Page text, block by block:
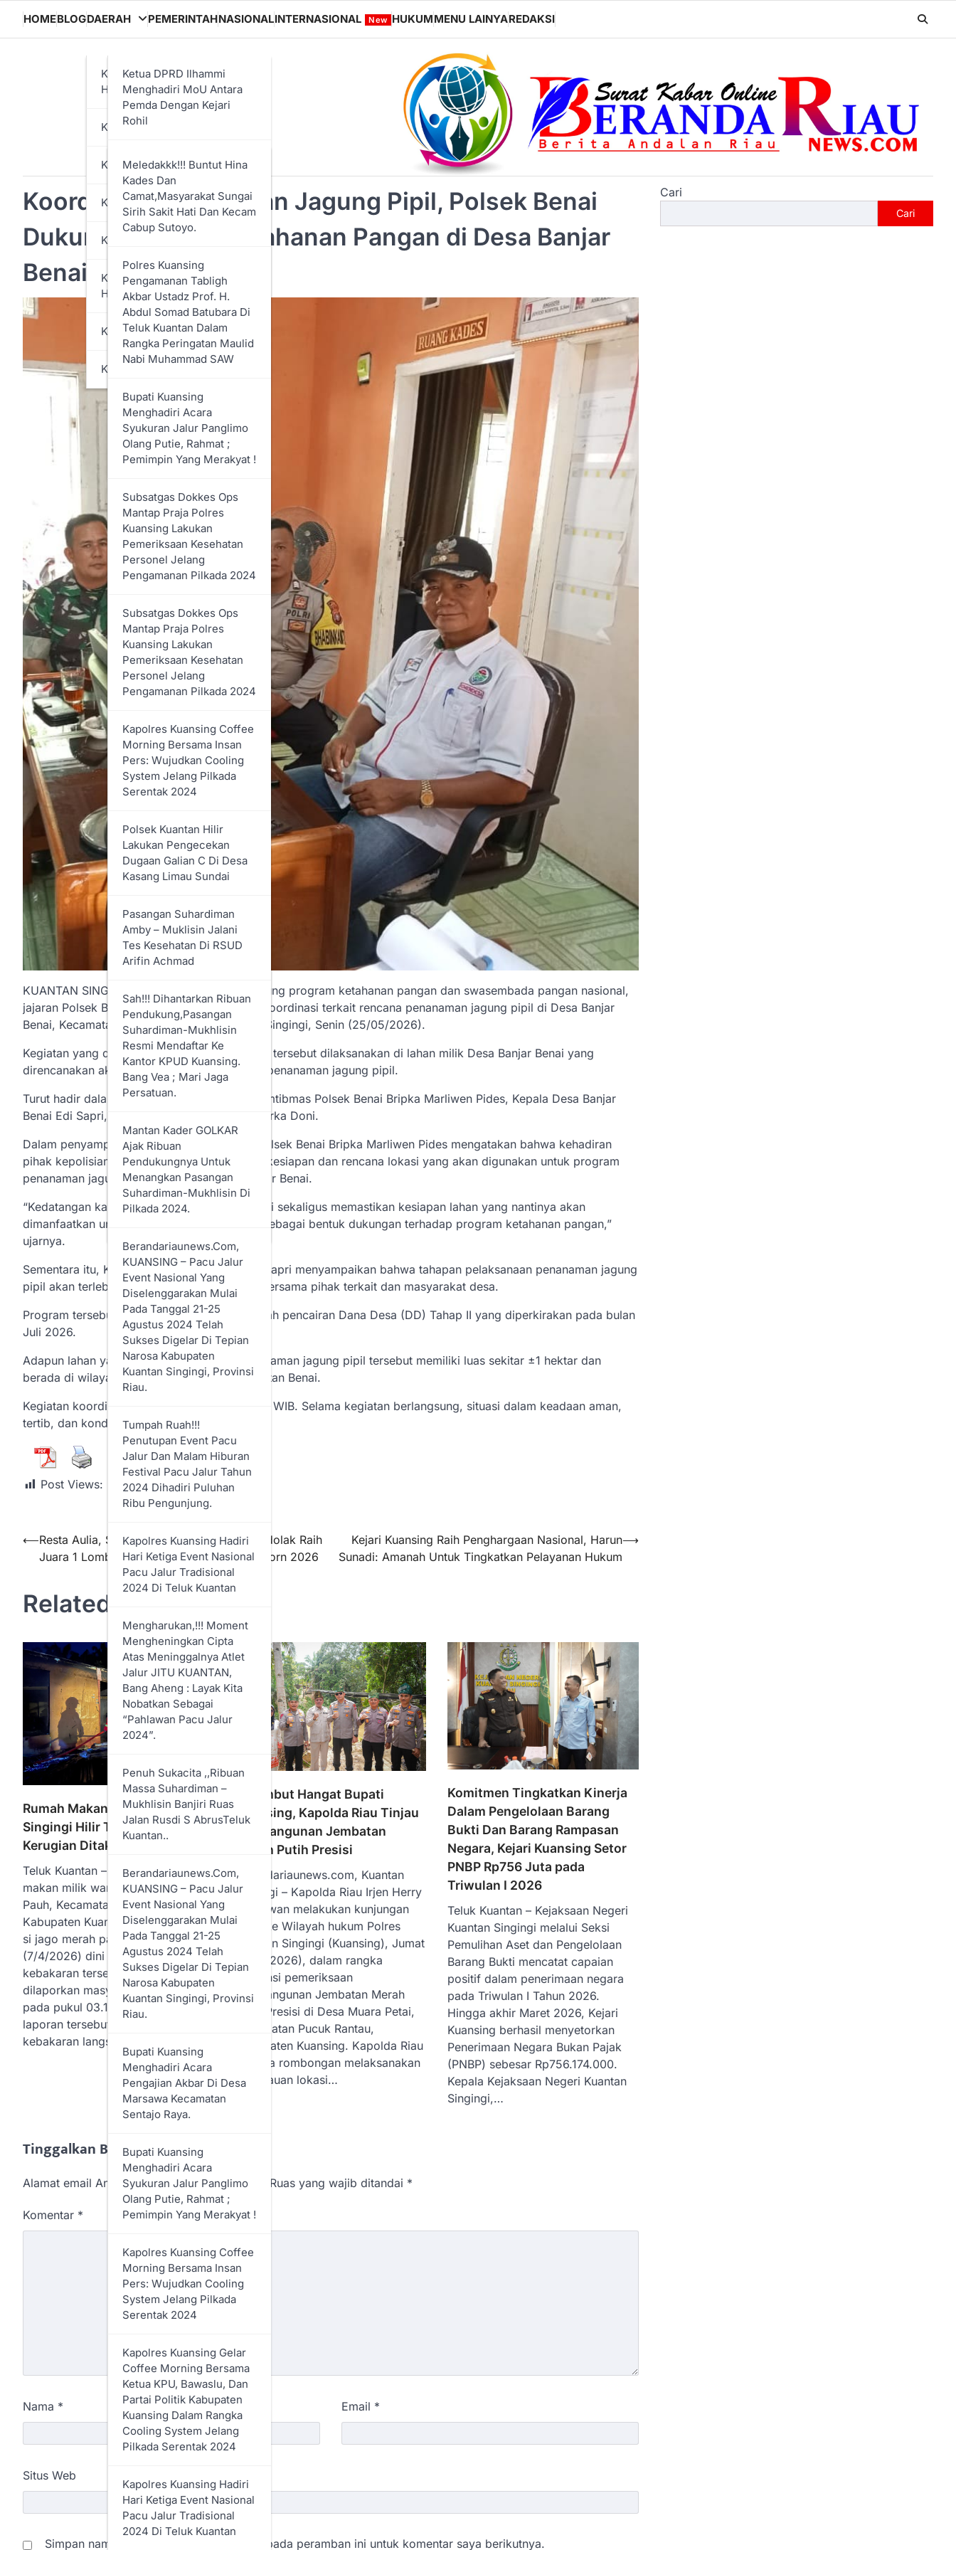
HOMEBLOGDAERAH
KABUPATEN ROKAN
HILIR
Ketua DPRD Ilhammi
Menghadiri MoU Antara
Pemda Dengan Kejari
Rohil
Perkuat Sinergi Cegah
Penyelewengan Anggaran
Tahun 2025, Pemkab Rohil
Dan Kejaksaan Tanda
Tangani MoU
Rapat Paripurna DPRD
Rohil Penyampaian LKPJ
Bupati Tahun 2024
Bupati Rohil Bistamam
Buka Secara Resmi
Kegiatan Pasar Murah PT.
Rapat Paripurna DPRD
Rohil Penyampaian LKPJ
Bupati Tahun 2024
Tidak Dianggarkan,
Perusahaan Media, Kabiro
& Wartawan Di Rohil
Layangkan Surat
Permintaa Hearing
Dengan DPRD
Dihadiri Bupati, DPRD
Sahkan RAPBD Rohil
Anggaran Tahun 2025
Sebesar Rp 2,6 Triliun
Tahun 2025 Pemkab Rohil
Miliar
Lapas Kelas IIA
Bagansiapiapi Rutin
Melaksanakan Program
Bupati Rohil Hadiri Dan
Buka Seminar HUT Ke-73
IBI Tahun 2024
Bupati Rohil Letakan Batu
Pertama Pembangunan
Rumah Suluk
Kepenghuluan Sapta
Bupati Rohil Sampaikan
Rancangan Perubahan
KUA Dan PPAS Tahun
Anggaran 2024
Pabrik Menjadi Indah
Diskominfotiks Rohil
Resmi Luncurkan Logo
HUT Ke-25 Kabupaten
KABUPATEN KAMPAR
KUANTAN SINGINGI
Meledakkk!!! Buntut Hina
Kades Dan
Camat,Masyarakat Sungai
Sirih Sakit Hati Dan Kecam
Cabup Sutoyo.
Polres Kuansing
Pengamanan Tabligh
Akbar Ustadz Prof. H.
Abdul Somad Batubara Di
Teluk Kuantan Dalam
Rangka Peringatan Maulid
Nabi Muhammad SAW
Bupati Kuansing
Menghadiri Acara
Syukuran Jalur Panglimo
Olang Putie, Rahmat ;
Pemimpin Yang Merakyat !
Subsatgas Dokkes Ops
Mantap Praja Polres
Kuansing Lakukan
Pemeriksaan Kesehatan
Personel Jelang
Pengamanan Pilkada 2024
Subsatgas Dokkes Ops
Mantap Praja Polres
Kuansing Lakukan
Pemeriksaan Kesehatan
Personel Jelang
Pengamanan Pilkada 2024
Kapolres Kuansing Coffee
Morning Bersama Insan
Pers: Wujudkan Cooling
System Jelang Pilkada
Serentak 2024
Polsek Kuantan Hilir
Lakukan Pengecekan
Dugaan Galian C Di Desa
Kasang Limau Sundai
Pasangan Suhardiman
Amby – Muklisin Jalani
Tes Kesehatan Di RSUD
Arifin Achmad
Sah!!! Dihantarkan Ribuan
Pendukung,Pasangan
Suhardiman-Mukhlisin
Resmi Mendaftar Ke
Kantor KPUD Kuansing.
Bang Vea ; Mari Jaga
Persatuan.
Mantan Kader GOLKAR
Ajak Ribuan
Pendukungnya Untuk
Menangkan Pasangan
Suhardiman-Mukhlisin Di
Pilkada 2024.
Berandariaunews.com,
KUANSING – Pacu Jalur
Event Nasional Yang
Diselenggarakan Mulai
Pada Tanggal 21-25
Agustus 2024 Telah
Sukses Digelar Di Tepian
Narosa Kabupaten
Kuantan Singingi, Provinsi
Riau.
Tumpah Ruah!!!
Penutupan Event Pacu
Jalur Dan Malam Hiburan
Festival Pacu Jalur Tahun
2024 Dihadiri Puluhan
Ribu Pengunjung.
Kapolres Kuansing Hadiri
Hari Ketiga Event Nasional
Pacu Jalur Tradisional
2024 Di Teluk Kuantan
Mengharukan,!!! Moment
Mengheningkan Cipta
Atas Meninggalnya Atlet
Jalur JITU KUANTAN,
Bang Aheng : Layak Kita
Nobatkan Sebagai
“Pahlawan Pacu Jalur
2024”.
Penuh Sukacita ,,Ribuan
Massa Suhardiman –
Mukhlisin Banjiri Ruas
Jalan Rusdi S AbrusTeluk
Kuantan..
Berandariaunews.com,
KUANSING – Pacu Jalur
Event Nasional Yang
Diselenggarakan Mulai
Pada Tanggal 21-25
Agustus 2024 Telah
Sukses Digelar Di Tepian
Narosa Kabupaten
Kuantan Singingi, Provinsi
Riau.
Bupati Kuansing
Menghadiri Acara
Pengajian Akbar Di Desa
Marsawa Kecamatan
Sentajo Raya.
Bupati Kuansing
Menghadiri Acara
Syukuran Jalur Panglimo
Olang Putie, Rahmat ;
Pemimpin Yang Merakyat !
Kapolres Kuansing Coffee
Morning Bersama Insan
Pers: Wujudkan Cooling
System Jelang Pilkada
Serentak 2024
Kapolres Kuansing Gelar
Coffee Morning Bersama
Ketua KPU, Bawaslu, Dan
Partai Politik Kabupaten
Kuansing Dalam Rangka
Cooling System Jelang
Pilkada Serentak 2024
Kapolres Kuansing Hadiri
Hari Ketiga Event Nasional
Pacu Jalur Tradisional
2024 Di Teluk Kuantan
KABUPATEN BENGKALIS
KOTA DUMAI
KABUPATEN INDRAGIRI
HULU
KABUPATEN SIAK
KOTA PEKANBARU
PEMERINTAHNASIONALINTERNASIONAL New HUKUMMENU LAINYAREDAKSI
Koordinasi Penanaman Jagung Pipil, Polsek Benai
Dukung Program Ketahanan Pangan di Desa Banjar
Benai
KUANTAN SINGINGI – Dalam rangka mendukung program ketahanan pangan dan swasembada pangan nasional,
jajaran Polsek Benai melaksanakan kegiatan koordinasi terkait rencana penanaman jagung pipil di Desa Banjar
Benai, Kecamatan Benai, Kabupaten Kuantan Singingi, Senin (25/05/2026).
Kegiatan yang dimulai sekira pukul 08.50 WIB tersebut dilaksanakan di lahan milik Desa Banjar Benai yang
direncanakan akan digunakan sebagai lokasi penanaman jagung pipil.
Turut hadir dalam kegiatan tersebut Bhabinkamtibmas Polsek Benai Bripka Marliwen Pides, Kepala Desa Banjar
Benai Edi Sapri, serta Babinsa Banjar Benai Serka Doni.
Dalam penyampaiannya, Bhabinkamtibmas Polsek Benai Bripka Marliwen Pides mengatakan bahwa kehadiran
pihak kepolisian bertujuan untuk memastikan kesiapan dan rencana lokasi yang akan digunakan untuk program
penanaman jagung pipil di wilayah Desa Banjar Benai.
“Kedatangan kami untuk melakukan koordinasi sekaligus memastikan kesiapan lahan yang nantinya akan
dimanfaatkan untuk penanaman jagung pipil sebagai bentuk dukungan terhadap program ketahanan pangan,”
ujarnya.
Sementara itu, Kepala Desa Banjar Benai Edi Sapri menyampaikan bahwa tahapan pelaksanaan penanaman jagung
pipil akan terlebih dahulu dimusyawarahkan bersama pihak terkait dan masyarakat desa.
Program tersebut direncanakan berjalan setelah pencairan Dana Desa (DD) Tahap II yang diperkirakan pada bulan
Juli 2026.
Adapun lahan yang direncanakan untuk penanaman jagung pipil tersebut memiliki luas sekitar ±1 hektar dan
berada di wilayah Desa Banjar Benai, Kecamatan Benai.
Kegiatan koordinasi selesai sekira pukul 09.15 WIB. Selama kegiatan berlangsung, situasi dalam keadaan aman,
tertib, dan kondusif.***
Post Views: 214
⟵Resta Aulia, Siswa MTs Babussalam Simandolak Raih
Juara 1 Lomba Da’i Cilik di FOKSI Cup Reborn 2026
Kejari Kuansing Raih Penghargaan Nasional, Harun
Sunadi: Amanah Untuk Tingkatkan Pelayanan Hukum
⟶
Related Posts
Rumah Makan Liza Ocu di
Singingi Hilir Terbakar,
Kerugian Ditaksir Rp300 Juta
Teluk Kuantan – Sebuah rumah
makan milik warga di Desa Tanjung
Pauh, Kecamatan Singingi Hilir,
Kabupaten Kuantan Singingi dilalap
si jago merah pada Selasa
(7/4/2026) dini hari. Peristiwa
kebakaran tersebut pertama kali
dilaporkan masyarakat sekitar
pada pukul 03.10 WIB. Mendapat
laporan tersebut, tim pemadam
kebakaran langsung…
Disambut Hangat Bupati
Kuansing, Kapolda Riau Tinjau
Pembangunan Jembatan
Merah Putih Presisi
Berandariaunews.com, Kuantan
Singingi – Kapolda Riau Irjen Herry
Heryawan melakukan kunjungan
kerja ke Wilayah hukum Polres
Kuantan Singingi (Kuansing), Jumat
(20/2/2026), dalam rangka
asistensi pemeriksaan
pembangunan Jembatan Merah
Putih Presisi di Desa Muara Petai,
Kecamatan Pucuk Rantau,
Kabupaten Kuansing. Kapolda Riau
beserta rombongan melaksanakan
peninjauan lokasi…
Komitmen Tingkatkan Kinerja
Dalam Pengelolaan Barang
Bukti Dan Barang Rampasan
Negara, Kejari Kuansing Setor
PNBP Rp756 Juta pada
Triwulan I 2026
Teluk Kuantan – Kejaksaan Negeri
Kuantan Singingi melalui Seksi
Pemulihan Aset dan Pengelolaan
Barang Bukti mencatat capaian
positif dalam penerimaan negara
pada Triwulan I Tahun 2026.
Hingga akhir Maret 2026, Kejari
Kuansing berhasil menyetorkan
Penerimaan Negara Bukan Pajak
(PNBP) sebesar Rp756.174.000.
Kepala Kejaksaan Negeri Kuantan
Singingi,…
Tinggalkan Balasan
Alamat email Anda tidak akan dipublikasikan. Ruas yang wajib ditandai *
Komentar *
Nama * Email *
Situs Web
Simpan nama, email, dan situs web saya pada peramban ini untuk komentar saya berikutnya.
Cari
Cari